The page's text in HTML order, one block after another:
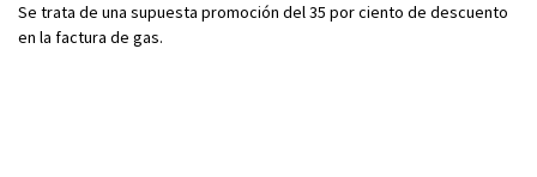
Se trata de una supuesta promoción del 35 por ciento de descuento
en la factura de gas.